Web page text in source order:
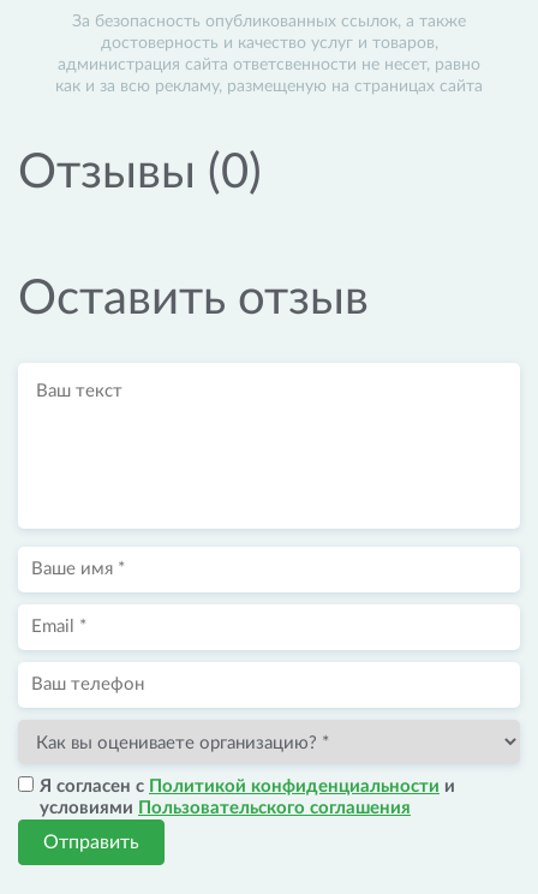
За безопасность опубликованных ссылок, а также
достоверность и качество услуг и товаров,
администрация сайта ответсвенности не несет, равно
как и за всю рекламу, размещеную на страницах сайта
Отзывы (0)
Оставить отзыв
Я согласен с Политикой конфиденциальности и
условиями Пользовательского соглашения
Отправить